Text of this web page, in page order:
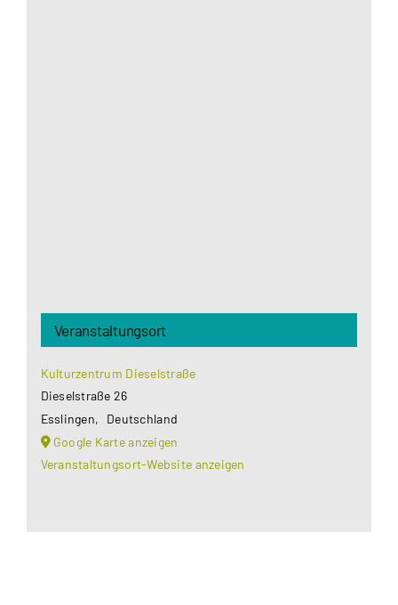
Veranstaltungsort
Kulturzentrum Dieselstraße
Dieselstraße 26
Esslingen,
Deutschland
Google Karte anzeigen
Veranstaltungsort-Website anzeigen